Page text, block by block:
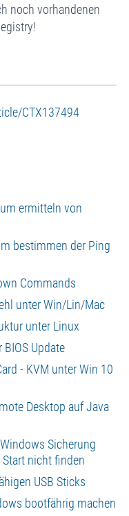
noch vorhandenen
CTX137494
ermitteln von
bestimmen der Ping
Commands
unter Win/Lin/Mac
unter Linux
Update
- KVM unter Win 10
Desktop auf Java
Sicherung
Start nicht finden
USB Sticks
bootfährig machen